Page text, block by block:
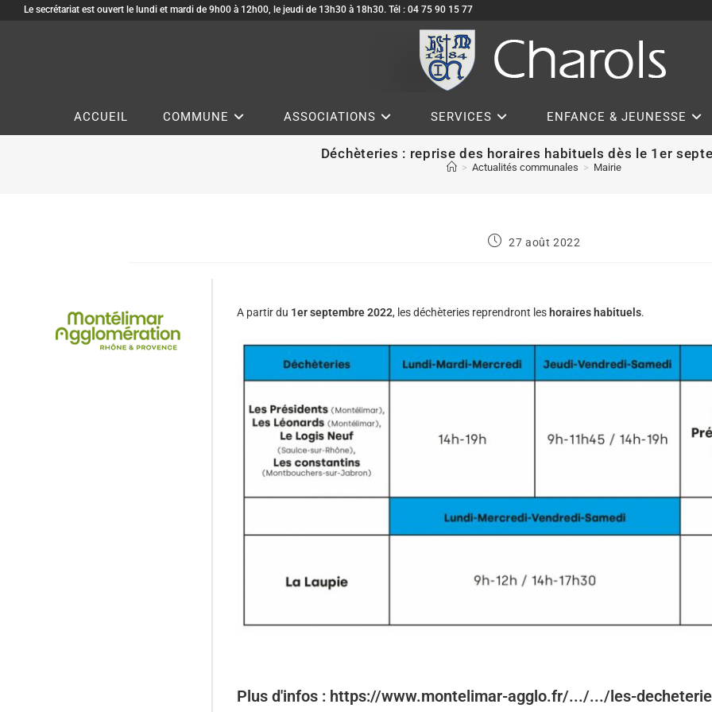
Le secrétariat est ouvert le lundi et mardi de 9h00 à 12h00, le jeudi de 13h30 à 18h30. Tél : 04 75 90 15 77
ACCUEIL COMMUNE ASSOCIATIONS SERVICES ENFANCE & JEUNESSE
Déchèteries : reprise des horaires habituels dès le 1er
> Actualités communales > Mairie
27 août 2022
A partir du 1er septembre 2022, les déchèteries reprendront les horaires habituels.
Plus d'infos : https://www.montelimar-agglo.fr/.../.../les-